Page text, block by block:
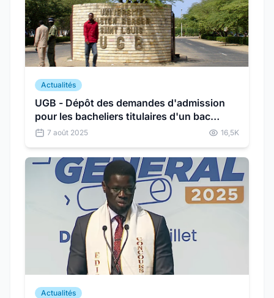
Actualités
UGB - Dépôt des demandes d'admission
pour les bacheliers titulaires d'un bac
étranger
7 août 2025 16,5K
Actualités